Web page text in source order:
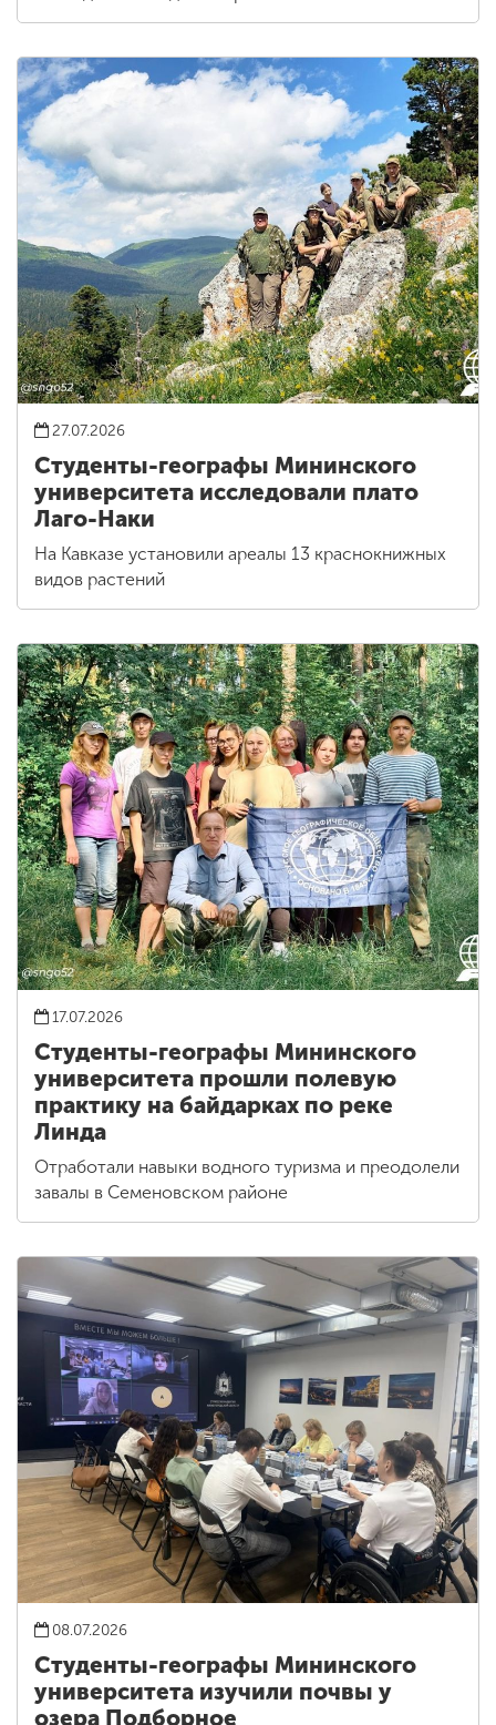
27.07.2026
Студенты-географы Мининского
университета исследовали плато
Лаго-Наки
На Кавказе установили ареалы 13 краснокнижных
видов растений
17.07.2026
Студенты-географы Мининского
университета прошли полевую
практику на байдарках по реке
Линда
Отработали навыки водного туризма и преодолели
завалы в Семеновском районе
08.07.2026
Студенты-географы Мининского
университета изучили почвы у
озера Подборное